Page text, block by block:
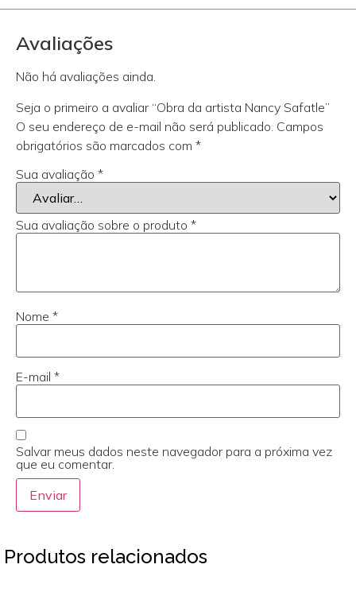
Avaliações
Não há avaliações ainda.
Seja o primeiro a avaliar “Obra da artista Nancy Safatle”
O seu endereço de e-mail não será publicado. Campos
obrigatórios são marcados com *
Sua avaliação *
Sua avaliação sobre o produto *
Nome *
E-mail *
Salvar meus dados neste navegador para a próxima vez
que eu comentar.
Produtos relacionados